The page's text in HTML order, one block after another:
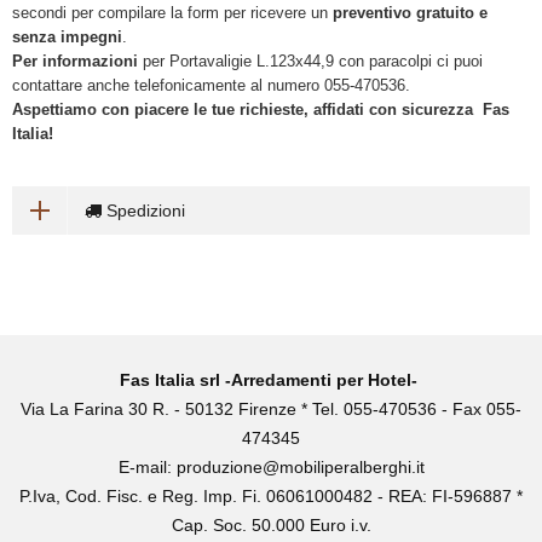
secondi per compilare la form per ricevere un preventivo gratuito e
senza impegni.
Per informazioni per Portavaligie L.123x44,9 con paracolpi ci puoi
contattare anche telefonicamente al numero 055-470536.
Aspettiamo con piacere le tue richieste, affidati con sicurezza Fas
Italia!
Spedizioni
Fas Italia srl -Arredamenti per Hotel-
Via La Farina 30 R. - 50132 Firenze * Tel. 055-470536 - Fax 055-
474345
E-mail: produzione@mobiliperalberghi.it
P.Iva, Cod. Fisc. e Reg. Imp. Fi. 06061000482 - REA: FI-596887 *
Cap. Soc. 50.000 Euro i.v.